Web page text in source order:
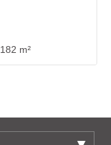
182 m²